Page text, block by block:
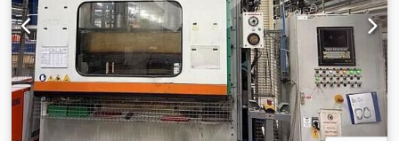
46 Olej termiczny: AGIP ALARIA 3 WYPOSAŻENIE
Oznakowanie CE